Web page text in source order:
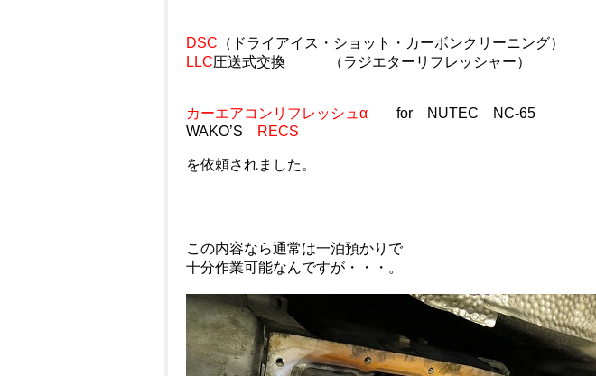
DSC （ドライアイス・ショット・カーボンクリーニング）
LLC圧送式交換 （ラジエターリフレッシャー）
カーエアコンリフレッシュα
for NUTEC NC-65
WAKO’S
RECS
を依頼されました。
この内容なら通常は一泊預かりで
十分作業可能なんですが・・・。